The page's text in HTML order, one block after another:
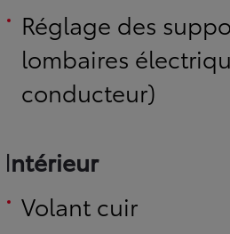
Réglage des
lombaires
conducteur)
Intérieur
Volant cuir